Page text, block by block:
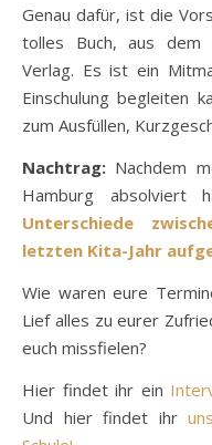
Genau dafür, ist die
tolles Buch, aus dem
Verlag. Es ist ein
Einschulung begleiten
zum Ausfüllen,
Nachtrag: Nachdem
Hamburg absolviert
Unterschiede
letzten Kita-Jahr
Wie waren eure
Lief alles zu eurer
euch missfielen?
Hier findet ihr ein
Und hier findet ihr